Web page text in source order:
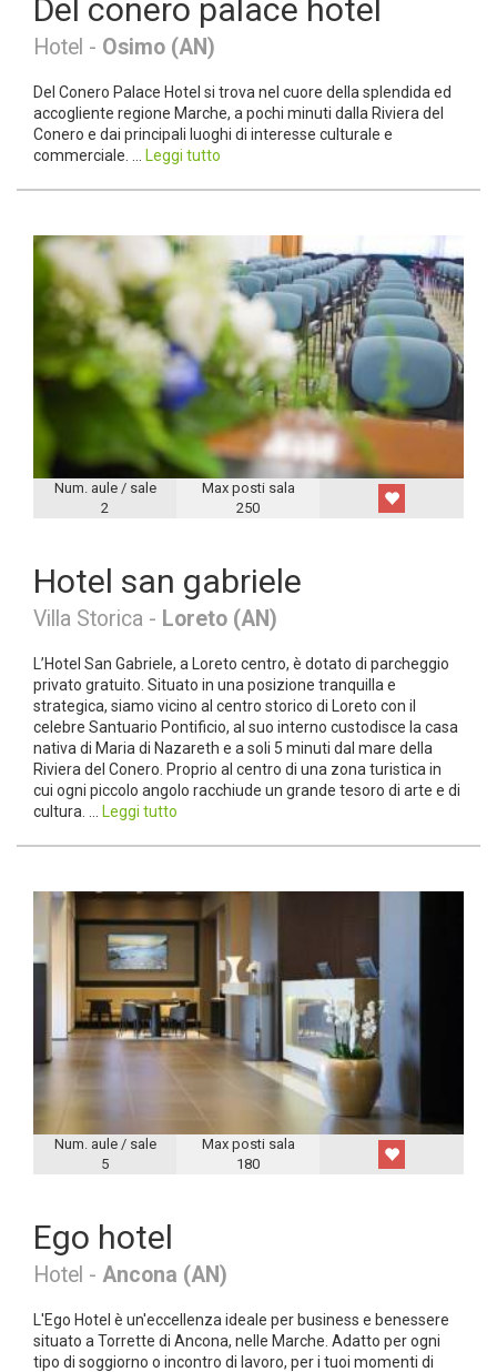
Del conero palace hotel
Hotel - Osimo (AN)
Del Conero Palace Hotel si trova nel cuore della splendida ed
accogliente regione Marche, a pochi minuti dalla Riviera del
Conero e dai principali luoghi di interesse culturale e
commerciale. ...
Leggi tutto
Num. aule / sale
2
Max posti sala
250
Hotel san gabriele
Villa Storica - Loreto (AN)
L’Hotel San Gabriele, a Loreto centro, è dotato di parcheggio
privato gratuito. Situato in una posizione tranquilla e
strategica, siamo vicino al centro storico di Loreto con il
celebre Santuario Pontificio, al suo interno custodisce la casa
nativa di Maria di Nazareth e a soli 5 minuti dal mare della
Riviera del Conero. Proprio al centro di una zona turistica in
cui ogni piccolo angolo racchiude un grande tesoro di arte e di
cultura. ... Leggi tutto
Num. aule / sale
5
Max posti sala
180
Ego hotel
Hotel - Ancona (AN)
L'Ego Hotel è un'eccellenza ideale per business e benessere
situato a Torrette di Ancona, nelle Marche. Adatto per ogni
tipo di soggiorno o incontro di lavoro, per i tuoi momenti di